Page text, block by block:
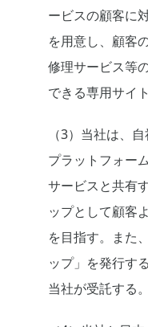
ービスの顧客に
を用意し、顧客
修理サービス等
できる専用サイ
（3）当社は、
プラットフォー
サービスと共有
ップとして顧客
を目指す。また
ップ」を発行す
当社が受託する。